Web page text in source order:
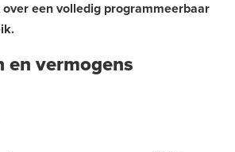
een volledig programmeerbaar
en vermogens